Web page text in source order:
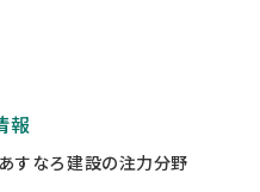
報
すなろ建設の注力分野